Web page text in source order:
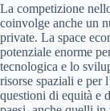
La competizione
coinvolge anche un
private. La space
potenziale enorme
tecnologica e lo
risorse spaziali e per
questioni di equità e